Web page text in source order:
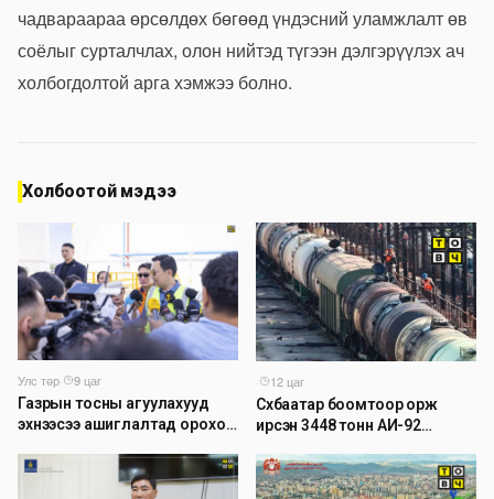
чадвараараа өрсөлдөх бөгөөд үндэсний уламжлалт өв
соёлыг сурталчлах, олон нийтэд түгээн дэлгэрүүлэх ач
холбогдолтой арга хэмжээ болно.
Холбоотой мэдээ
Улс төр·
9 цаг
Газрын тосны агуулахууд
эхнээсээ ашиглалтад ороход
·
12 цаг
Сүхбаатар боомтоор орж
ирсэн 3448 тонн АИ-92
буулгах ажлыг зохион
байгуулж байна